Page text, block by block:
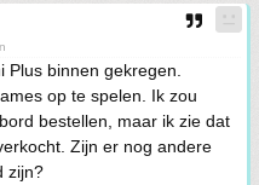
binnen gekregen.
op te spelen. Ik zou
bestellen, maar ik zie dat
Zijn er nog andere
zijn?